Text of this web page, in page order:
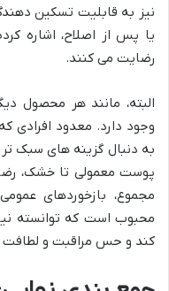
نیز به قابلیت تسکین
یا پس از اصلاح، اشاره
رضایت می کنند.
البته، مانند هر محصول
وجود دارد. معدود افرادی
به دنبال گزینه های سبک
پوست معمولی تا خشک،
مجموع، بازخوردهای
محبوب است که توانسته
کند و حس مراقبت و